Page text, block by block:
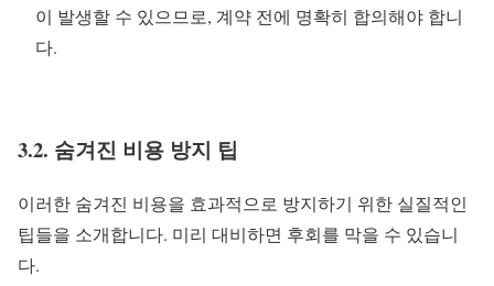
이 발생할 수 있으므로, 계약 전에 명확히 합의해야 합니
다.
3.2. 숨겨진 비용 방지 팁
이러한 숨겨진 비용을 효과적으로 방지하기 위한 실질적인
팁들을 소개합니다. 미리 대비하면 후회를 막을 수 있습니
다.